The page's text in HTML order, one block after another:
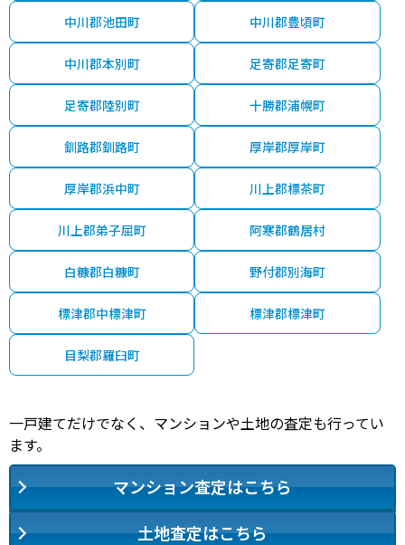
中川郡池田町 中川郡豊頃町
中川郡本別町 足寄郡足寄町
足寄郡陸別町 十勝郡浦幌町
釧路郡釧路町 厚岸郡厚岸町
厚岸郡浜中町 川上郡標茶町
川上郡弟子屈町 阿寒郡鶴居村
白糠郡白糠町 野付郡別海町
標津郡中標津町 標津郡標津町
目梨郡羅臼町
一戸建てだけでなく、マンションや土地の査定も行ってい
ます。
マンション査定はこちら
土地査定はこちら